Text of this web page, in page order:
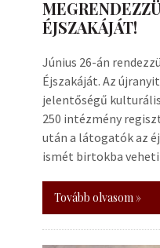
ÉJSZAKÁJÁT!
Június 26-án
Éjszakáját. Az
jelentőségű
250 intézmény
után a látogatók az
ismét birtokba
Tovább olvasom »